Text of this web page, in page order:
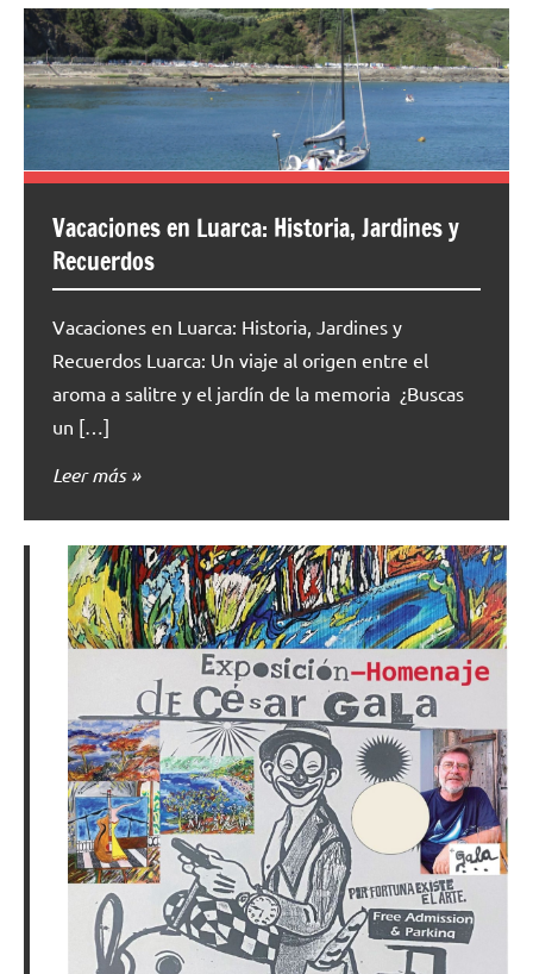
Vacaciones en Luarca: Historia, Jardines y
Recuerdos
Vacaciones en Luarca: Historia, Jardines y
Recuerdos Luarca: Un viaje al origen entre el
aroma a salitre y el jardín de la memoria ¿Buscas
un […]
Leer más